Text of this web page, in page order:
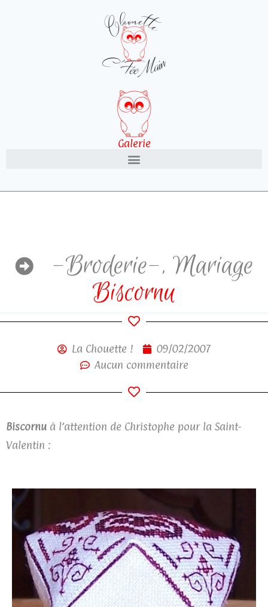
Galerie
-Broderie-, Mariage
Biscornu
La Chouette !
09/02/2007
Aucun commentaire
Biscornu à l’attention de Christophe pour la Saint-
Valentin :